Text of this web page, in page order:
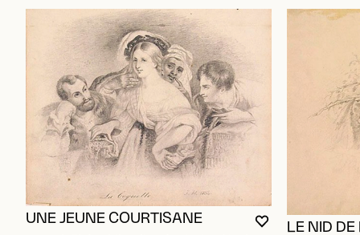
VOUS DEVEZ
FERMER LA
OUVRIR LA
UNE JEUNE COURTISANE
Hamel, Théophile, d'après Xavier Sigalon Hamel,